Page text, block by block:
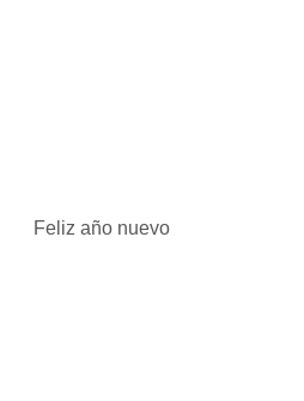
Feliz año nuevo